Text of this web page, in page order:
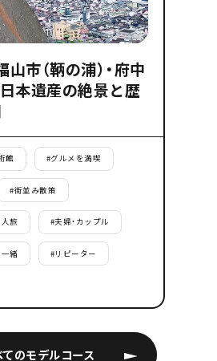
てのモデルコース
山市（鞆の浦）・府中
本遺産の絶景と歴
館 #グルメを満喫
#街並み散策
旅 #夫婦・カップル
緒 #リピーター